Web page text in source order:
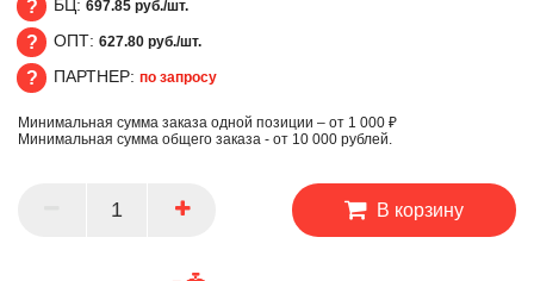
БЦ
БЦ: 697.85 руб./шт.
ОПТ
ОПТ: 627.80 руб./шт.
ПАРТНЕР
ПАРТНЕР: по запросу
Минимальная сумма заказа одной позиции – от 1 000 ₽
Минимальная сумма общего заказа - от 10 000 рублей.
В корзину